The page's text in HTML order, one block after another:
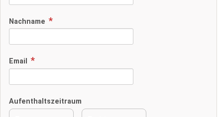
Nachname
Email
Aufenthaltszeitraum